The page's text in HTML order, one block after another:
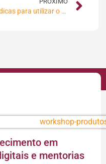
6 dicas para utilizar o twitter de maneira estratégica
em
e mentorias